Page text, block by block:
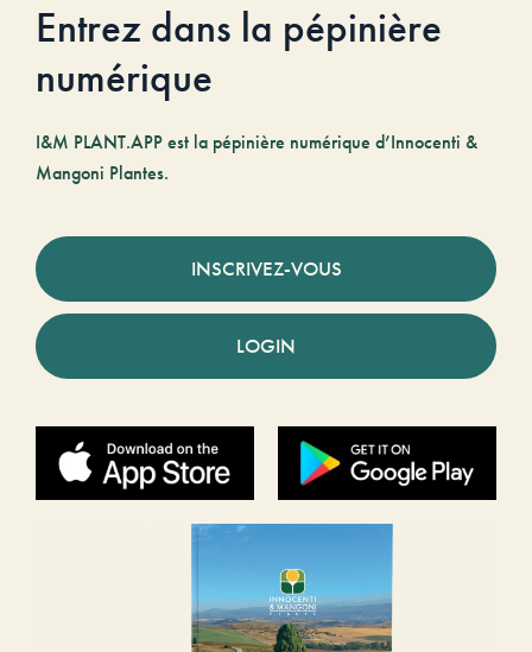
Entrez dans la pépinière
numérique
I&M PLANT.APP est la pépinière numérique d’Innocenti &
Mangoni Plantes.
INSCRIVEZ-VOUS
LOGIN